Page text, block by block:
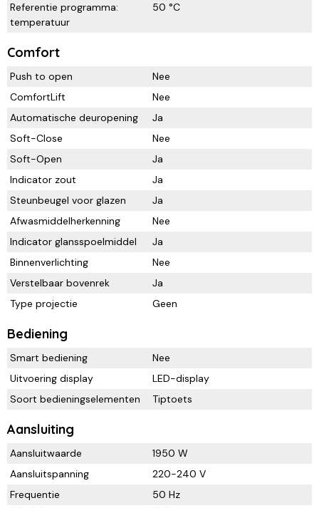
Referentie programma:
temperatuur
50 °C
Comfort
Push to open
Nee
ComfortLift
Nee
Automatische deuropening
Ja
Soft-Close
Nee
Soft-Open
Ja
Indicator zout
Ja
Steunbeugel voor glazen
Ja
Afwasmiddelherkenning
Nee
Indicator glansspoelmiddel
Ja
Binnenverlichting
Nee
Verstelbaar bovenrek
Ja
Type projectie
Geen
Bediening
Smart bediening
Nee
Uitvoering display
LED-display
Soort bedieningselementen
Tiptoets
Aansluiting
Aansluitwaarde
1950 W
Aansluitspanning
220-240 V
Frequentie
50 Hz